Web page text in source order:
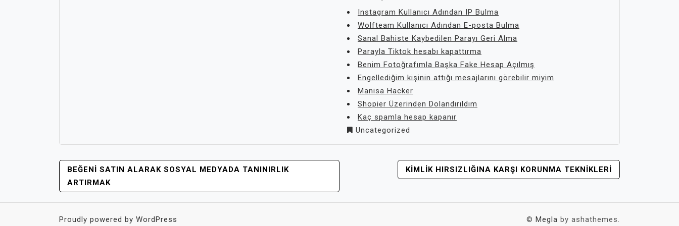
Instagram Kullanıcı Adından IP Bulma
Wolfteam Kullanıcı Adından E-posta Bulma
Sanal Bahiste Kaybedilen Parayı Geri Alma
Parayla Tiktok hesabı kapattırma
Benim Fotoğrafımla Başka Fake Hesap Açılmış
Engellediğim kişinin attığı mesajlarını görebilir miyim
Manisa Hacker
Shopier Üzerinden Dolandırıldım
Kaç spamla hesap kapanır
Uncategorized
YAZI
GEZINMESI
BEĞENI SATIN ALARAK SOSYAL MEDYADA TANINIRLIK
ARTIRMAK
KIMLIK HIRSIZLIĞINA KARŞI KORUNMA TEKNIKLERI
Proudly powered by WordPress © Megla by ashathemes.